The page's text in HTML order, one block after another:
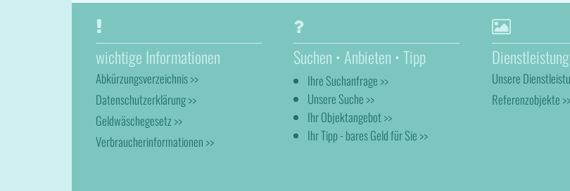
wichtige Informationen
Abkürzungsverzeichnis >>
Datenschutzerklärung >>
Geldwäschegesetz >>
Verbraucherinformationen >>
Suchen • Anbieten • Tipp
Ihre Suchanfrage >>
Unsere Suche >>
Ihr Objektangebot >>
Ihr Tipp - bares Geld für Sie >>
Unsere
Referenzobjekte >>